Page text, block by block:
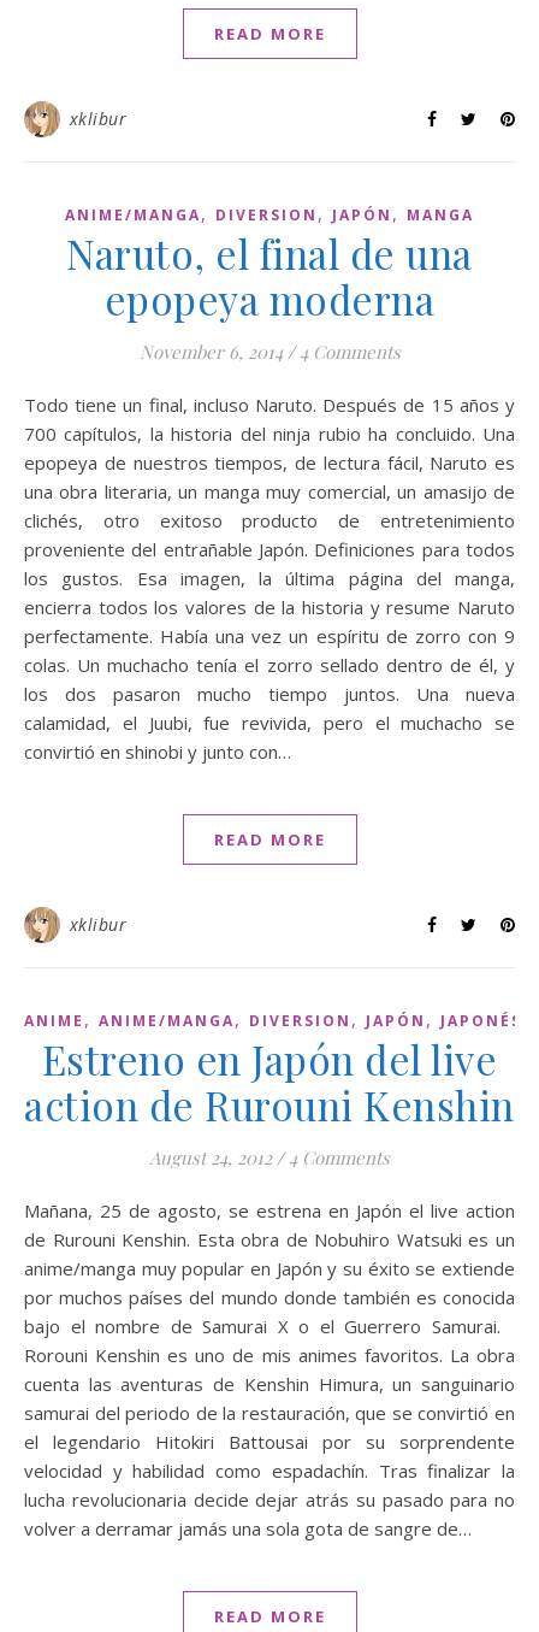
READ MORE
xklibur
ANIME/MANGA, DIVERSION , JAPÓN , MANGA
Naruto, el final de una
epopeya moderna
November 6, 2014 / 4 Comments
Todo tiene un final, incluso Naruto. Después de 15 años y
700 capítulos, la historia del ninja rubio ha concluido. Una
epopeya de nuestros tiempos, de lectura fácil, Naruto es
una obra literaria, un manga muy comercial, un amasijo de
clichés, otro exitoso producto de entretenimiento
proveniente del entrañable Japón. Definiciones para todos
los gustos. Esa imagen, la última página del manga,
encierra todos los valores de la historia y resume Naruto
perfectamente. Había una vez un espíritu de zorro con 9
colas. Un muchacho tenía el zorro sellado dentro de él, y
los dos pasaron mucho tiempo juntos. Una nueva
calamidad, el Juubi, fue revivida, pero el muchacho se
convirtió en shinobi y junto con…
READ MORE
xklibur
ANIME , ANIME/MANGA, DIVERSION , JAPÓN , JAPONÉS
Estreno en Japón del live
action de Rurouni Kenshin
August 24, 2012 / 4 Comments
Mañana, 25 de agosto, se estrena en Japón el live action
de Rurouni Kenshin. Esta obra de Nobuhiro Watsuki es un
anime/manga muy popular en Japón y su éxito se extiende
por muchos países del mundo donde también es conocida
bajo el nombre de Samurai X o el Guerrero Samurai.
Rorouni Kenshin es uno de mis animes favoritos. La obra
cuenta las aventuras de Kenshin Himura, un sanguinario
samurai del periodo de la restauración, que se convirtió en
el legendario Hitokiri Battousai por su sorprendente
velocidad y habilidad como espadachín. Tras finalizar la
lucha revolucionaria decide dejar atrás su pasado para no
volver a derramar jamás una sola gota de sangre de…
READ MORE